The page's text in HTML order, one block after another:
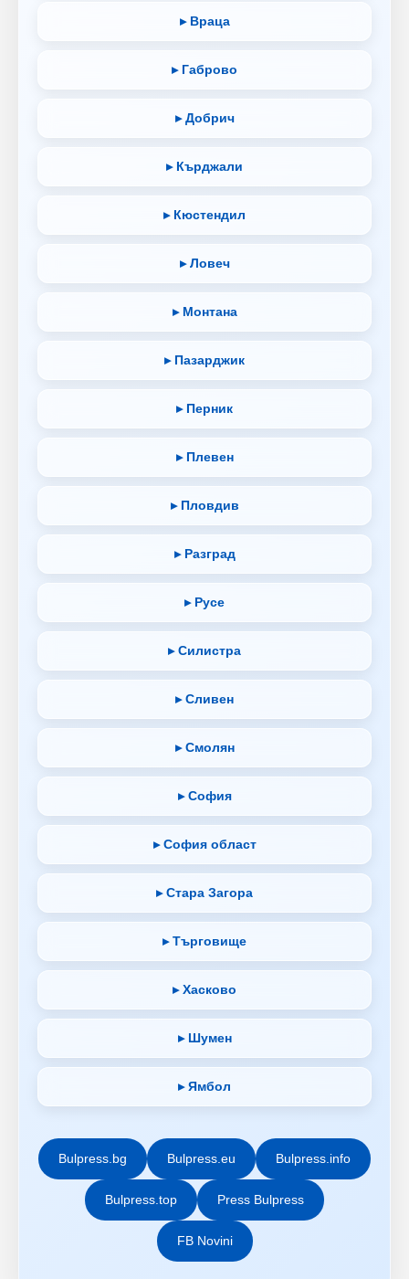
▸ Враца
▸ Габрово
▸ Добрич
▸ Кърджали
▸ Кюстендил
▸ Ловеч
▸ Монтана
▸ Пазарджик
▸ Перник
▸ Плевен
▸ Пловдив
▸ Разград
▸ Русе
▸ Силистра
▸ Сливен
▸ Смолян
▸ София
▸ София област
▸ Стара Загора
▸ Търговище
▸ Хасково
▸ Шумен
▸ Ямбол
Bulpress.bg Bulpress.eu Bulpress.info
Bulpress.top Press Bulpress
FB Novini